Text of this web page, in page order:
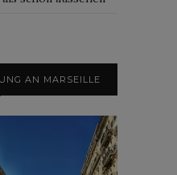
AN MARSEILLE